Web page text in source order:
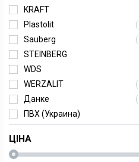
KRAFT
Plastolit
Sauberg
STEINBERG
WDS
WERZALIT
Данке
ПВХ (Украина)
ЦІНА